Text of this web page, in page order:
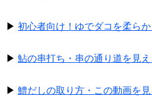
▶ 初心者向け！ゆでダコを柔ら
▶ 鮎の串打ち・串の通り道を見
▶ 鱧だしの取り方・この動画を